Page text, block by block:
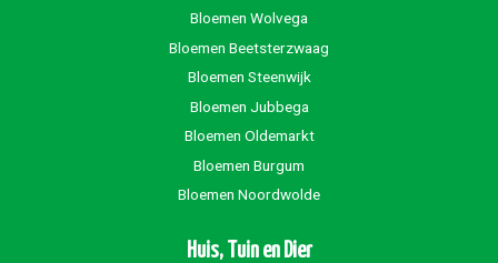
Bloemen Wolvega
Bloemen Beetsterzwaag
Bloemen Steenwijk
Bloemen Jubbega
Bloemen Oldemarkt
Bloemen Burgum
Bloemen Noordwolde
Huis, Tuin en Dier